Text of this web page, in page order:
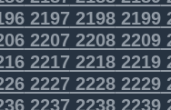
219721982199
220722082209
221722182219
222722282229
223722382239